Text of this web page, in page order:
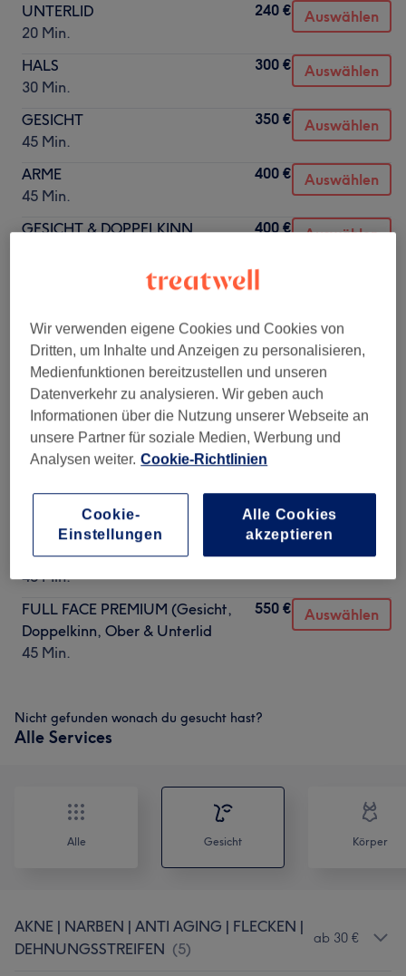
UNTERLID
20 Min.
240 € Auswählen
HALS
30 Min.
300 € Auswählen
GESICHT
45 Min.
350 € Auswählen
ARME
45 Min.
400 € Auswählen
GESICHT & DOPPELKINN
400 € Auswählen
HALS & DÉCOLLETÉ
45 Min.
450 € Auswählen
BAUCH
45 Min.
480 € Auswählen
OBERSCHENKEL
45 Min.
480 € Auswählen
RÜCKEN
480 € Auswählen
GESICHT, HALS & DÉCOLLETÉ
45 Min.
490 € Auswählen
FULL FACE PREMIUM (Gesicht,
Doppelkinn, Ober & Unterlid
45 Min.
550 € Auswählen
Nicht gefunden wonach du gesucht hast?
Alle Services
Alle Gesicht Körper
AKNE | NARBEN | ANTI AGING | FLECKEN |
DEHNUNGSSTREIFEN (5)
ab 30 €
Wir verwenden eigene Cookies und Cookies von
Dritten, um Inhalte und Anzeigen zu personalisieren,
Medienfunktionen bereitzustellen und unseren
Datenverkehr zu analysieren. Wir geben auch
Informationen über die Nutzung unserer Webseite an
unsere Partner für soziale Medien, Werbung und
Analysen weiter. Cookie-Richtlinien
Cookie-
Einstellungen
Alle Cookies
akzeptieren